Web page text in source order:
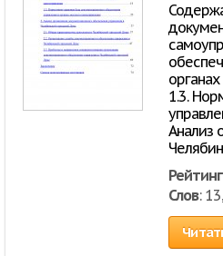
1.3.
Анализ
Слов: